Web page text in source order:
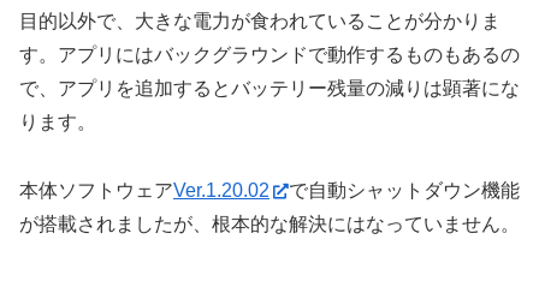
目的以外で、大きな電力が食われていることが分かりま
す。アプリにはバックグラウンドで動作するものもあるの
で、アプリを追加するとバッテリー残量の減りは顕著にな
ります。
本体ソフトウェアVer.1.20.02
で自動シャットダウン機能
が搭載されましたが、根本的な解決にはなっていません。